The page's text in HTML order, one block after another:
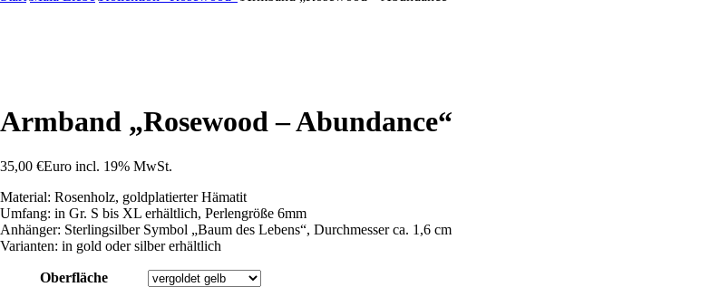
Armband „Rosewood – Abundance“
35,00 €Euro incl. 19% MwSt.
Material: Rosenholz, goldplatierter Hämatit
Umfang: in Gr. S bis XL erhältlich, Perlengröße 6mm
Anhänger: Sterlingsilber Symbol „Baum des Lebens“, Durchmesser ca. 1,6 cm
Varianten: in gold oder silber erhältlich
Oberfläche